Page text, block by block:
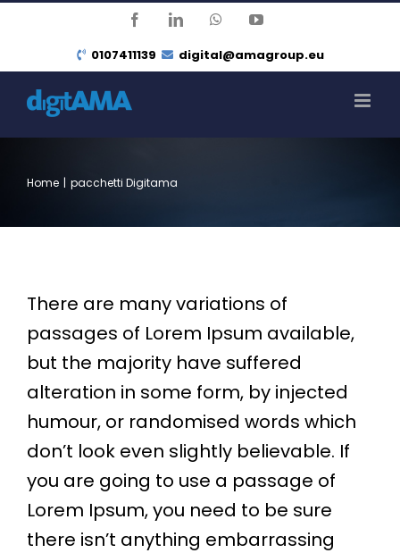
contenuto
FacebookLinkedInWhatsAppYouTube
0107411139 digital@amagroup.eu
Home | pacchetti Digitama
There are many variations of
passages of Lorem Ipsum available,
but the majority have suffered
alteration in some form, by injected
humour, or randomised words which
don’t look even slightly believable. If
you are going to use a passage of
Lorem Ipsum, you need to be sure
there isn’t anything embarrassing